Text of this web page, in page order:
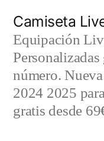
contenido
Camiseta
Equipación
número.
2024 2025
gratis desde